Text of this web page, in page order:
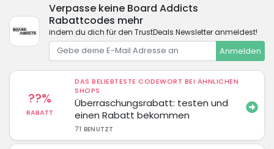
Verpasse keine Board Addicts
Rabattcodes mehr
indem du dich für den TrustDeals Newsletter anmeldest!
Anmelden
??%
RABATT
DAS BELIEBTESTE CODEWORT BEI ÄHNLICHEN
SHOPS
Überraschungsrabatt: testen und
einen Rabatt bekommen
71 BENUTZT